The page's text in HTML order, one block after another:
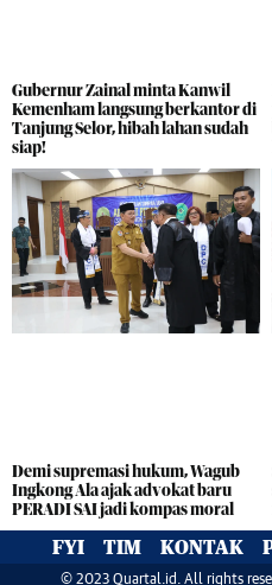
Gubernur Zainal minta Kanwil
Kemenham langsung berkantor di
Tanjung Selor, hibah lahan sudah
siap!
Demi supremasi hukum, Wagub
Ingkong Ala ajak advokat baru
PERADI SAI jadi kompas moral
FYI TIM KONTAK
© 2023 Quartal.id. All rights